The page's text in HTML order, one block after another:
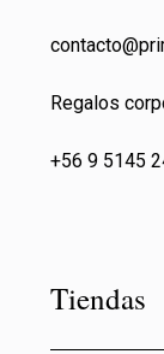
Regalos
+56 9 5145
Tiendas